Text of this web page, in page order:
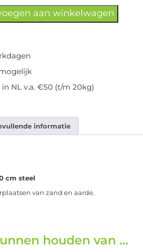
aan winkelwagen
NL v.a. €50 (t/m 20kg)
informatie
cm steel
van zand en aarde.
houden van …